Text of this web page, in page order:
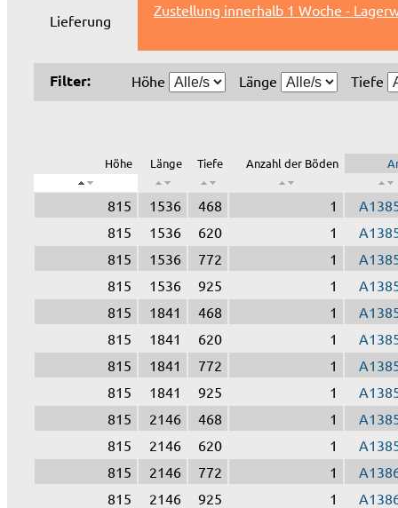
Lieferung
Zustellung innerhalb 1 Woche -
Filter: Höhe Länge Tiefe
Höhe Länge Tiefe Anzahl der Böden
815 1536 468 1
815
1536 620 1
815
1536 772 1
815
1536 925 1
815
1841 468 1
815
1841 620 1
815
1841 772 1
815
1841 925 1
815
2146 468 1
815
2146 620 1
815
2146 772 1
815
2146 925 1